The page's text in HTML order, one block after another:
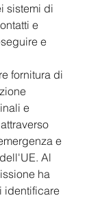
sistemi di
e
e
fornitura di
e
e
Al
ha
identificare